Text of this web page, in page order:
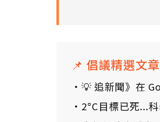
📌 倡議精選文章
💡 追新聞》在
2°C目標已死...